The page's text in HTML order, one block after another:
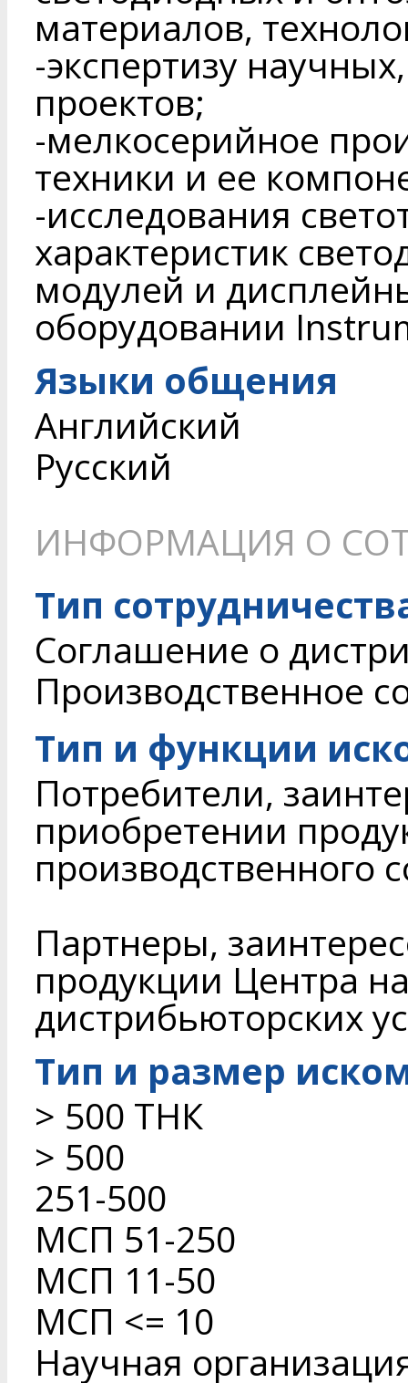
материалов,
-экспертизу
проектов;
-мелкосерийное
техники и ее
-исследования
характеристик
модулей и
оборудовании
Языки общения
Английский
Русский
ИНФОРМАЦИЯ О
Тип
Соглашение о
Производственное
Тип и функции
Потребители,
приобретении
производственного
Партнеры,
продукции Центра
дистрибьюторских
Тип и размер
> 500 ТНК
> 500
251-500
МСП 51-250
МСП 11-50
МСП <= 10
Научная